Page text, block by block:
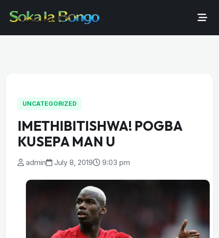
UNCATEGORIZED
IMETHIBITISHWA! POGBA
KUSEPA MAN U
admin July 8, 2019 9:03 pm